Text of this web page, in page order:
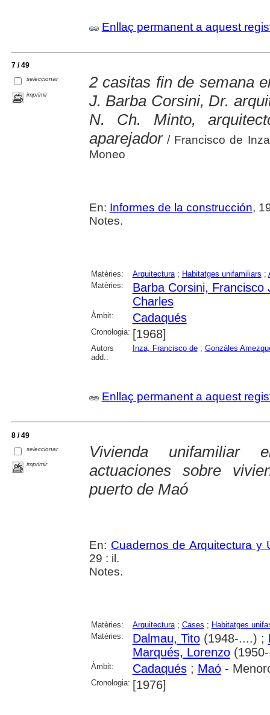
Enllaç permanent a aquest
7 / 49
seleccionar
imprimir
2 casitas fin de semana
J. Barba Corsini, Dr.
N. Ch. Minto,
aparejador/ Francisco de
Moneo
En: Informes de la construcción,
Notes.
Matèries: Arquitectura; Habitatges unifamiliars ;
Matèries:
Barba Corsini, Francisco
Charles
Àmbit: Cadaqués
Cronologia: [1968]
Autors
add.:
Inza, Francisco de; Gonzáles
Enllaç permanent a aquest
8 / 49
seleccionar
imprimir
Vivienda unifamiliar
actuaciones sobre
puerto de Maó
En: Cuadernos de Arquitectura y
29 : il.
Notes.
Matèries: Arquitectura; Cases ; Habitatges
Matèries:
Dalmau, Tito(1948-....) ;
Marqués, Lorenzo
Àmbit: Cadaqués; Maó-
Cronologia: [1976]